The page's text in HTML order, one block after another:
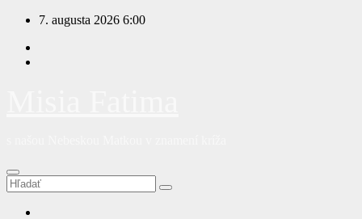
Prejsť
obsah
7. augusta 2026 6:00